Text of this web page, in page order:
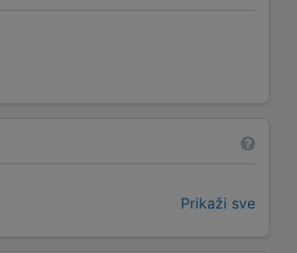
Prikaži sve